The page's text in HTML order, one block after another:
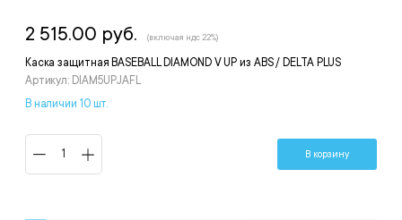
Каска защитная BASEBALL DIAMOND V UP из ABS / DELTA PLUS
Артикул: DIAM5UPJAFL
2 515.00 руб. (включая ндс 22%)
В наличии 10 шт.
В корзину